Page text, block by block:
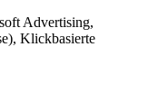
Advertising,
Klickbasierte